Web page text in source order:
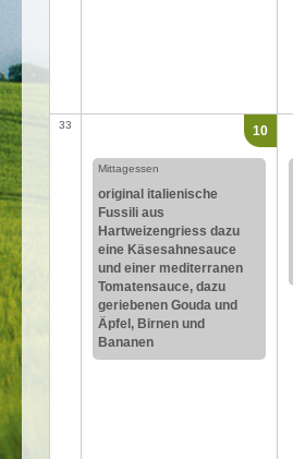
33 10
Mittagessen
original italienische
Fussili aus
Hartweizengriess dazu
eine Käsesahnesauce
und einer mediterranen
Tomatensauce, dazu
geriebenen Gouda und
Äpfel, Birnen und
Bananen